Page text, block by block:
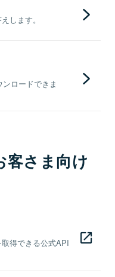
します。
ロードできま
客さま向け
得できる公式API